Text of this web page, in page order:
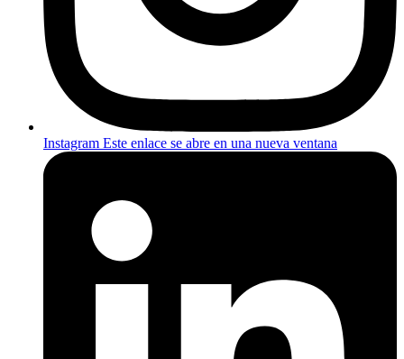
Instagram Este enlace se abre en una nueva ventana